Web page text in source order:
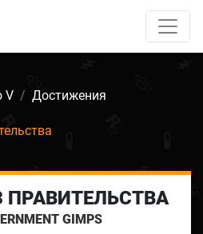
V Достижения
GIMPS